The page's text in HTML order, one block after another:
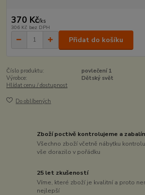
370 Kč/ks
306 Kč bez DPH
Přidat do košíku
Číslo produktu:
povlečení 1
Výrobce:
Dětský svět
Hlídat cenu / dostupnost
Do oblíbených
Zboží poctivě kontrolujeme a
Všechno zboží včetně nábytku
vše dorazilo v pořádku
25 let zkušeností
Víme, které zboží je kvalitní a proto
nejlepší